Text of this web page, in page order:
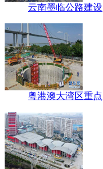
云南墨临公路建设
粤港澳大湾区重点